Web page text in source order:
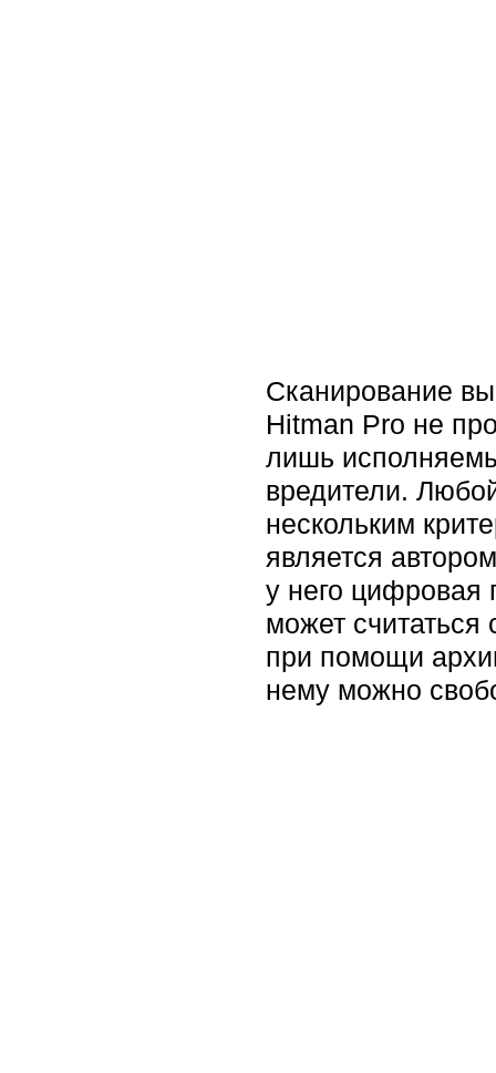
Сканирование
Hitman Pro не
лишь
вредители.
нескольким
является
у него цифровая
может
при помощи
нему можно